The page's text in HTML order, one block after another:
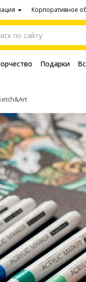
Корпоративное
Подарки